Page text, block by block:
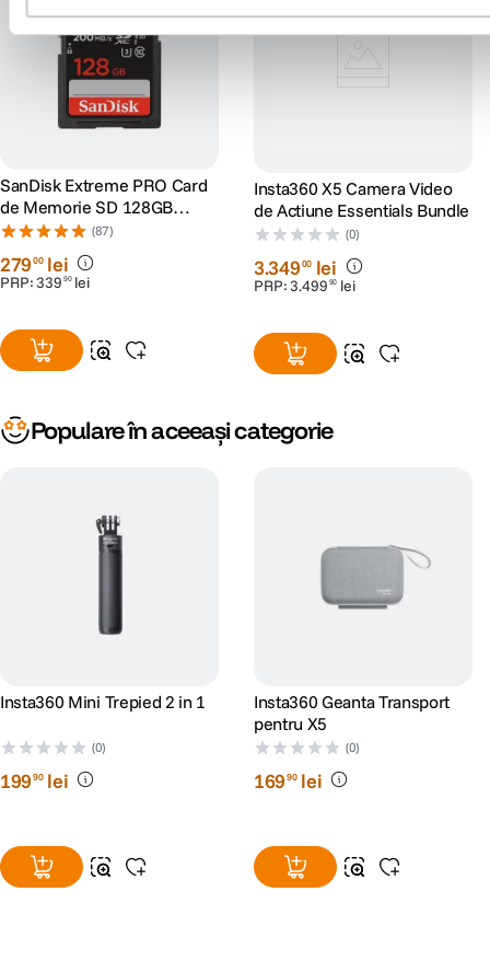
SanDisk Extreme PRO Card
de Memorie SD 128GB
SDXC UHS-I Class 10 U3 V30
+ 2 Ani RescuePRO Deluxe
(87)
27900 lei
PRP:339 90 lei
Insta360 X5 Camera Video
de Actiune Essentials Bundle
(0)
3.34900 lei
PRP:3.499 90 lei
Populare în aceeași categorie
Insta360 Mini Trepied 2 in 1
(0)
19990 lei
Insta360 Geanta Transport
pentru X5
(0)
16990 lei